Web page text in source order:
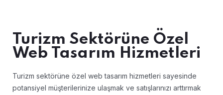
Turizm Sektörüne Özel
Web Tasarım Hizmetleri
Turizm sektörüne özel web tasarım hizmetleri sayesinde
potansiyel müşterilerinize ulaşmak ve satışlarınızı arttırmak